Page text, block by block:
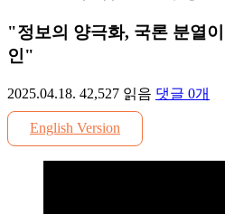
"정보의 양극화, 국론 분열
인"
2025.04.18. 42,527 읽음 댓글 0개
English Version